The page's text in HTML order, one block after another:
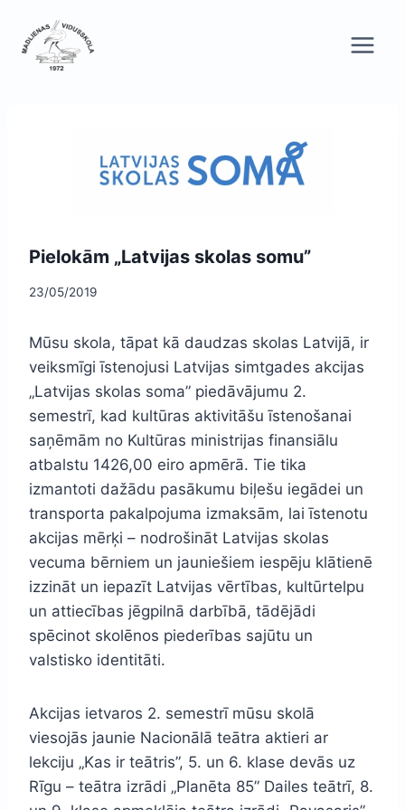
content
Pielokām „Latvijas skolas somu”
23/05/2019
Mūsu skola, tāpat kā daudzas skolas Latvijā, ir
veiksmīgi īstenojusi Latvijas simtgades akcijas
„Latvijas skolas soma” piedāvājumu 2.
semestrī, kad kultūras aktivitāšu īstenošanai
saņēmām no Kultūras ministrijas finansiālu
atbalstu 1426,00 eiro apmērā. Tie tika
izmantoti dažādu pasākumu biļešu iegādei un
transporta pakalpojuma izmaksām, lai īstenotu
akcijas mērķi – nodrošināt Latvijas skolas
vecuma bērniem un jauniešiem iespēju klātienē
izzināt un iepazīt Latvijas vērtības, kultūrtelpu
un attiecības jēgpilnā darbībā, tādējādi
spēcinot skolēnos piederības sajūtu un
valstisko identitāti.
Akcijas ietvaros 2. semestrī mūsu skolā
viesojās jaunie Nacionālā teātra aktieri ar
lekciju „Kas ir teātris”, 5. un 6. klase devās uz
Rīgu – teātra izrādi „Planēta 85” Dailes teātrī, 8.